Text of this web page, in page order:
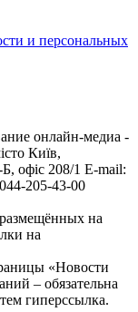
и персональных
онлайн-медиа -
Київ,
208/1 E-mail:
205-43-00
на
на
«Новости
– обязательна
гиперссылка.